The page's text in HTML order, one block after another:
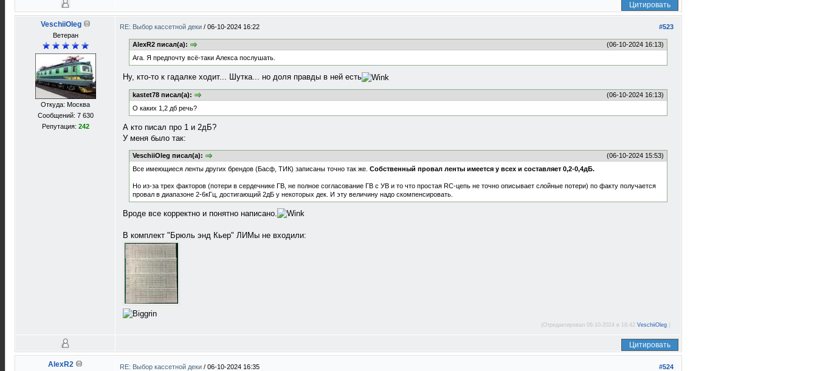
Цитировать
VeschiiOleg
Ветеран
Откуда: Москва
Сообщений: 7 630
Репутация: 242
#523
RE: Выбор кассетной деки / 06-10-2024 16:22
(06-10-2024 16:13)
AlexR2 писал(а):
Ага. Я предпочту всё-таки Алекса послушать.
Ну, кто-то к гадалке ходит... Шутка... но доля правды в ней есть
(06-10-2024 16:13)
kastet78 писал(а):
О каких 1,2 дб речь?
А кто писал про 1 и 2дБ?
У меня было так:
(06-10-2024 15:53)
VeschiiOleg писал(а):
Все имеющиеся ленты других брендов (Басф, ТИК) записаны точно так же. Собственный провал ленты имеется у всех и составляет 0,2-0,4дБ.
Но из-за трех факторов (потери в сердечнике ГВ, не полное согласование ГВ с УВ и то что простая RC-цепь не точно описывает слойные потери) по факту получается
провал в диапазоне 2-6кГц, достигающий 2дБ у некоторых дек. И эту величину надо скомпенсировать.
Вроде все корректно и понятно написано.
В комплект "Брюль энд Кьер" ЛИМы не входили:
(Отредактировал 06-10-2024 в 16:42 VeschiiOleg.)
Цитировать
AlexR2 #524
RE: Выбор кассетной деки / 06-10-2024 16:35